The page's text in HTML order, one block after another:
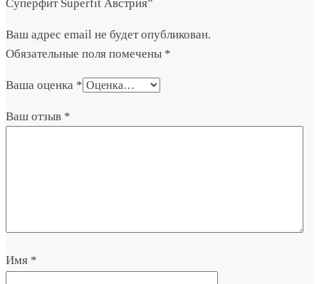
Суперфит Superfit Австрия”
Ваш адрес email не будет опубликован.
Обязательные поля помечены *
Ваша оценка *
Ваш отзыв *
Имя *